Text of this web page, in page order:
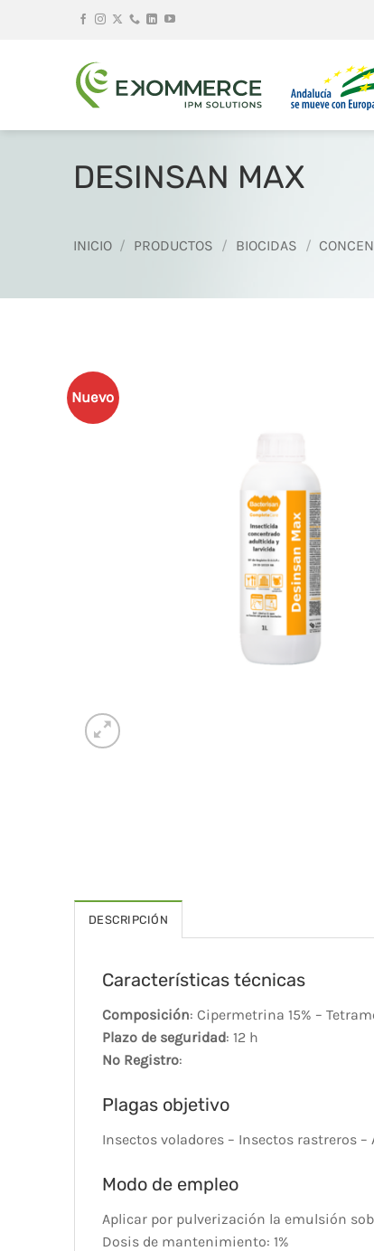
DESINSAN MAX
INICIO / PRODUCTOS / BIOCIDAS /
Nuevo
DESCRIPCIÓN
Características técnicas
Composición: Cipermetrina 15% –
Plazo de seguridad: 12 h
Nº Registro:
Plagas objetivo
Insectos voladores – Insectos rastreros
Modo de empleo
Aplicar por pulverización la emulsión
Dosis de mantenimiento: 1%